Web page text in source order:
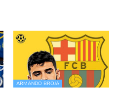
ARMANDO BROJA